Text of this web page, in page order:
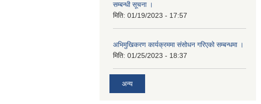
सम्बन्धी सूचना ।
मिति: 01/19/2023 - 17:57
अभिमुखिकरण कार्यक्रममा संसोधन गरिएको सम्बन्धमा ।
मिति: 01/25/2023 - 18:37
अन्य